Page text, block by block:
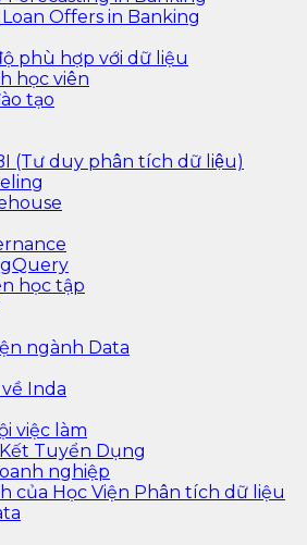
Offers in Banking
phù hợp với dữ liệu
học viên
tạo
(Tư duy phân tích dữ liệu)
học tập
ngành Data
Inda
việc làm
Tuyển Dụng
nghiệp
của Học Viện Phân tích dữ liệu